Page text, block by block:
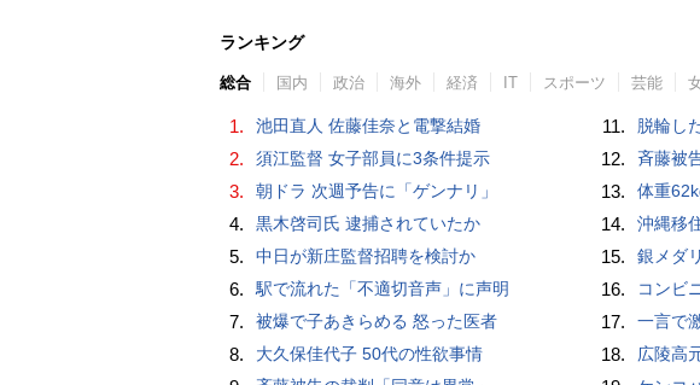
ランキング
総合 国内 政治 海外 経済 IT スポーツ 芸能
1. 池田直人 佐藤佳奈と電撃結婚
2. 須江監督 女子部員に3条件提示
3. 朝ドラ 次週予告に「ゲンナリ」
4. 黒木啓司氏 逮捕されていたか
5. 中日が新庄監督招聘を検討か
6. 駅で流れた「不適切音声」に声明
7. 被爆で子あきらめる 怒った医者
8. 大久保佳代子 50代の性欲事情
11. 脱輪し
12. 斉藤被
13. 体重
14. 沖縄移
15. 銀メダ
16. コンビ
17. 一言で
18. 広陵高